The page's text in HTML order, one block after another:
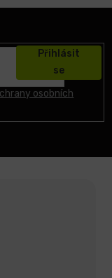
osobních
Přihlásit
se